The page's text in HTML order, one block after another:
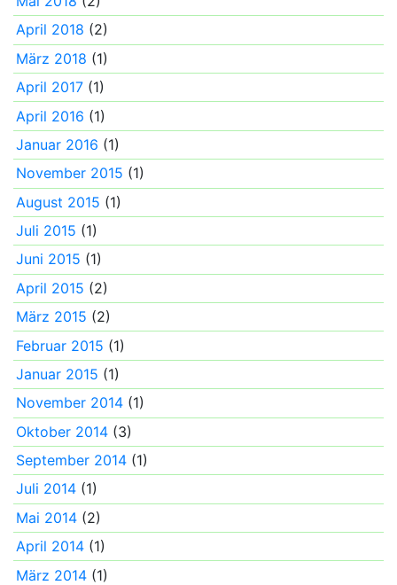
April 2018 (2)
März 2018 (1)
April 2017 (1)
April 2016 (1)
Januar 2016 (1)
November 2015 (1)
August 2015 (1)
Juli 2015 (1)
Juni 2015 (1)
April 2015 (2)
März 2015 (2)
Februar 2015 (1)
Januar 2015 (1)
November 2014 (1)
Oktober 2014 (3)
September 2014 (1)
Juli 2014 (1)
Mai 2014 (2)
April 2014 (1)
März 2014 (1)